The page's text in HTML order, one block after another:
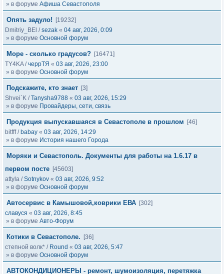
» в форуме Афиша Севастополя
Опять задуло!
[19232]
Dmitriy_BEl /sezak « 04 авг, 2026, 0:09
» в форуме Основной форум
Море - сколько градусов? [16471]
TY4KA/черрТЯ « 03 авг, 2026, 23:00
» в форуме Основной форум
Подскажите, кто знает [3]
Shvei`K /Tanysha9788 « 03 авг, 2026, 15:29
» в форуме Провайдеры, сети, связь
Продукция выпускавшаяся в Севастополе в прошлом
[46]
bitfff/ babay « 03 авг, 2026, 14:29
» в форуме История нашего Города
Моряки и Севастополь. Документы для работы на 1.6.17 в
первом посте [45603]
attyla /Sotnykov « 03 авг, 2026, 9:52
» в форуме Основной форум
Автосервис в Камышовой,коврики ЕВА [302]
славуся « 03 авг, 2026, 8:45
» в форуме Авто-Форум
Котики в Севастополе.
[36]
степной волк* / Round « 03 авг, 2026, 5:47
» в форуме Основной форум
АВТОКОНДИЦИОНЕРЫ - ремонт, шумоизоляция, перетяжка